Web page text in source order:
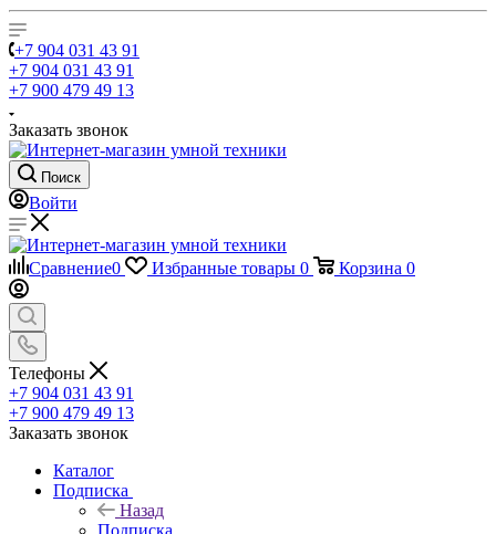
+7 904 031 43 91
+7 904 031 43 91
+7 900 479 49 13
Заказать звонок
Поиск
Войти
Сравнение0 Избранные товары 0 Корзина 0
Телефоны
+7 904 031 43 91
+7 900 479 49 13
Заказать звонок
Каталог
Подписка
Назад
Подписка